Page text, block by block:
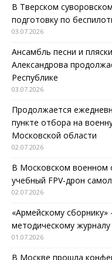
В Тверском
подготовку по
03.07.2026
Ансамбль песни и
Александрова
Республике
03.07.2026
Продолжается
пункте отбора на
Московской области
02.07.2026
В Московском военном
учебный FPV-дрон
02.07.2026
«Армейскому
методическому
01.07.2026
В Москве прошла